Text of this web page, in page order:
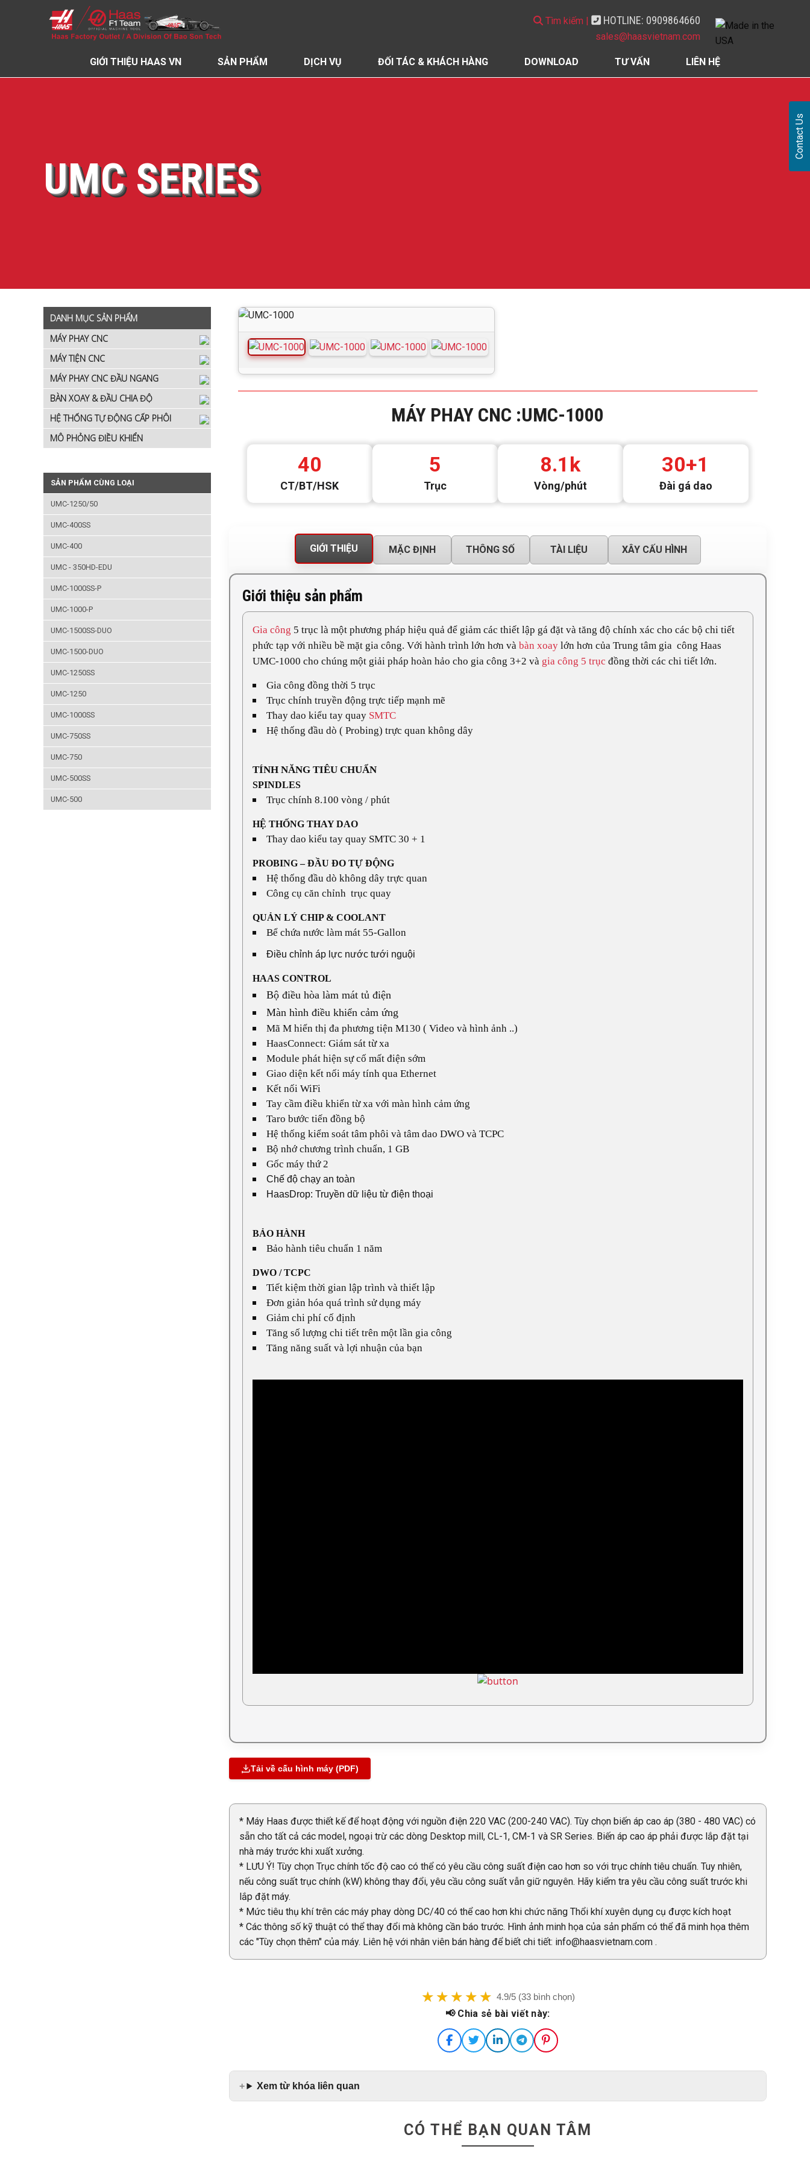
Tìm kiếm | HOTLINE: 0909864660
sales@haasvietnam.com
GIỚI THIỆU HAAS VN SẢN PHẨM DỊCH VỤ ĐỐI TÁC & KHÁCH HÀNG DOWNLOAD TƯ VẤN LIÊN HỆ
UMC SERIES
DANH MỤC SẢN PHẨM
MÁY PHAY CNC
MÁY TIỆN CNC
MÁY PHAY CNC ĐẦU NGANG
BÀN XOAY & ĐẦU CHIA ĐỘ
HỆ THỐNG TỰ ĐỘNG CẤP PHÔI
MÔ PHỎNG ĐIỀU KHIỂN
SẢN PHẨM CÙNG LOẠI
UMC-1250/50
UMC-400SS
UMC-400
UMC - 350HD-EDU
UMC-1000SS-P
UMC-1000-P
UMC-1500SS-DUO
UMC-1500-DUO
UMC-1250SS
UMC-1250
UMC-1000SS
UMC-750SS
UMC-750
UMC-500SS
UMC-500
MÁY PHAY CNC :UMC-1000
40
CT/BT/HSK
5
Trục
8.1k
Vòng/phút
30+1
Đài gá dao
GIỚI THIỆU MẶC ĐỊNH THÔNG SỐ TÀI LIỆU XÂY CẤU HÌNH
Giới thiệu sản phẩm
Gia công 5 trục là một phương pháp hiệu quả để giảm các thiết lập gá đặt và tăng độ chính xác cho các bộ chi tiết
phức tạp với nhiều bề mặt gia công. Với hành trình lớn hơn và bàn xoaylớn hơn của Trung tâm gia công Haas
UMC-1000 cho chúng một giải pháp hoàn hảo cho gia công 3+2 và gia công 5 trục đồng thời các chi tiết lớn.
Gia công đồng thời 5 trục
Trục chính truyền động trực tiếp mạnh mẽ
Thay dao kiểu tay quay SMTC
Hệ thống đầu dò ( Probing) trực quan không dây
TÍNH NĂNG TIÊU CHUẨN
SPINDLES
Trục chính 8.100 vòng / phút
HỆ THỐNG THAY DAO
Thay dao kiểu tay quay SMTC 30 + 1
PROBING – ĐẦU ĐO TỰ ĐỘNG
Hệ thống đầu dò không dây trực quan
Công cụ căn chỉnh trục quay
QUẢN LÝ CHIP & COOLANT
Bể chứa nước làm mát 55-Gallon
Điều chỉnh áp lực nước tưới nguội
HAAS CONTROL
Bộ điều hòa làm mát tủ điện
Màn hình điều khiển cảm ứng
Mã M hiển thị đa phương tiện M130 ( Video và hình ảnh ..)
HaasConnect: Giám sát từ xa
Module phát hiện sự cố mất điện sớm
Giao diện kết nối máy tính qua Ethernet
Kết nối WiFi
Tay cầm điều khiển từ xa với màn hình cảm ứng
Taro bước tiến đồng bộ
Hệ thống kiểm soát tâm phôi và tâm dao DWO và TCPC
Bộ nhớ chương trình chuẩn, 1 GB
Gốc máy thứ 2
Chế độ chạy an toàn
HaasDrop: Truyền dữ liệu từ điện thoại
BẢO HÀNH
Bảo hành tiêu chuẩn 1 năm
DWO / TCPC
Tiết kiệm thời gian lập trình và thiết lập
Đơn giản hóa quá trình sử dụng máy
Giảm chi phí cố định
Tăng số lượng chi tiết trên một lần gia công
Tăng năng suất và lợi nhuận của bạn
Tải về cấu hình máy (PDF)
* Máy Haas được thiết kế để hoạt động với nguồn điện 220 VAC (200-240 VAC). Tùy chọn biến áp cao áp (380 - 480 VAC) có
sẵn cho tất cả các model, ngoại trừ các dòng Desktop mill, CL-1, CM-1 và SR Series. Biến áp cao áp phải được lắp đặt tại
nhà máy trước khi xuất xưởng.
* LƯU Ý! Tùy chọn Trục chính tốc độ cao có thể có yêu cầu công suất điện cao hơn so với trục chính tiêu chuẩn. Tuy nhiên,
nếu công suất trục chính (kW) không thay đổi, yêu cầu công suất vẫn giữ nguyên. Hãy kiểm tra yêu cầu công suất trước khi
lắp đặt máy.
* Mức tiêu thụ khí trên các máy phay dòng DC/40 có thể cao hơn khi chức năng Thổi khí xuyên dụng cụ được kích hoạt
* Các thông số kỹ thuật có thể thay đổi mà không cần báo trước. Hình ảnh minh họa của sản phẩm có thể đã minh họa thêm
các "Tùy chọn thêm" của máy. Liên hệ với nhân viên bán hàng để biết chi tiết: info@haasvietnam.com .
4.9/5 (33 bình chọn)
📢 Chia sẻ bài viết này:
Xem từ khóa liên quan
CÓ THỂ BẠN QUAN TÂM
Contact Us